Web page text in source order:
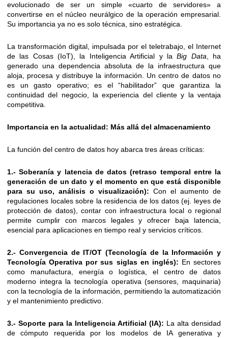
evolucionado de ser un simple «cuarto de servidores» a
convertirse en el núcleo neurálgico de la operación empresarial.
Su importancia ya no es solo técnica, sino estratégica.
La transformación digital, impulsada por el teletrabajo, el Internet
de las Cosas (IoT), la Inteligencia Artificial y laBig Data, ha
generado una dependencia absoluta de la infraestructura que
aloja, procesa y distribuye la información. Un centro de datos no
es un gasto operativo; es el “habilitador” que garantiza la
continuidad del negocio, la experiencia del cliente y la ventaja
competitiva.
Importancia en la actualidad: Más allá del almacenamiento
La función del centro de datos hoy abarca tres áreas críticas:
1.- Soberanía y latencia de datos (retraso temporal entre la
generación de un dato y el momento en que está disponible
para su uso, análisis o visualización): Con el aumento de
regulaciones locales sobre la residencia de los datos (ej. leyes de
protección de datos), contar con infraestructura local o regional
permite cumplir con marcos legales y ofrecer baja latencia,
esencial para aplicaciones en tiempo real y servicios críticos.
2.- Convergencia de IT/OT (Tecnología de la Información y
Tecnología Operativa por sus siglas en inglés): En sectores
como manufactura, energía o logística, el centro de datos
moderno integra la tecnología operativa (sensores, maquinaria)
con la tecnología de la información, permitiendo la automatización
y el mantenimiento predictivo.
3.- Soporte para la Inteligencia Artificial (IA): La alta densidad
de cómputo requerida por los modelos de IA generativa y